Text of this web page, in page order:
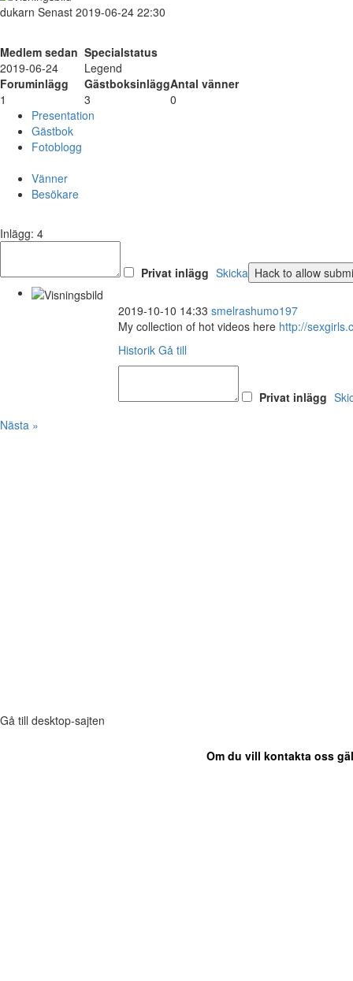
dukarn Senast 2019-06-24 22:30
Medlem sedan Specialstatus
2019-06-24
Legend
Foruminlägg
GästboksinläggAntal vänner
1
3
0
Presentation
Gästbok
Fotoblogg
Vänner
Besökare
Inlägg: 4
Privat inlägg Skicka
2019-10-10 14:33 smelrashumo197
My collection of hot videos here http://
Historik Gå till
Privat inlägg
Nästa »
Gå till desktop-sajten
Om du vill kontakta oss